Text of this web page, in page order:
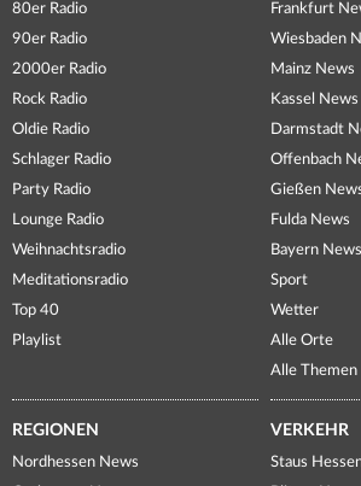
80er Radio
90er Radio
2000er Radio
Rock Radio
Oldie Radio
Schlager Radio
Party Radio
Lounge Radio
Weihnachtsradio
Meditationsradio
Top 40
Playlist
Frankfurt
Wiesbaden
Mainz News
Kassel News
Darmstadt
Offenbach
Gießen
Fulda News
Bayern News
Sport
Wetter
Alle Orte
Alle Themen
REGIONEN
Nordhessen News
VERKEHR
Staus